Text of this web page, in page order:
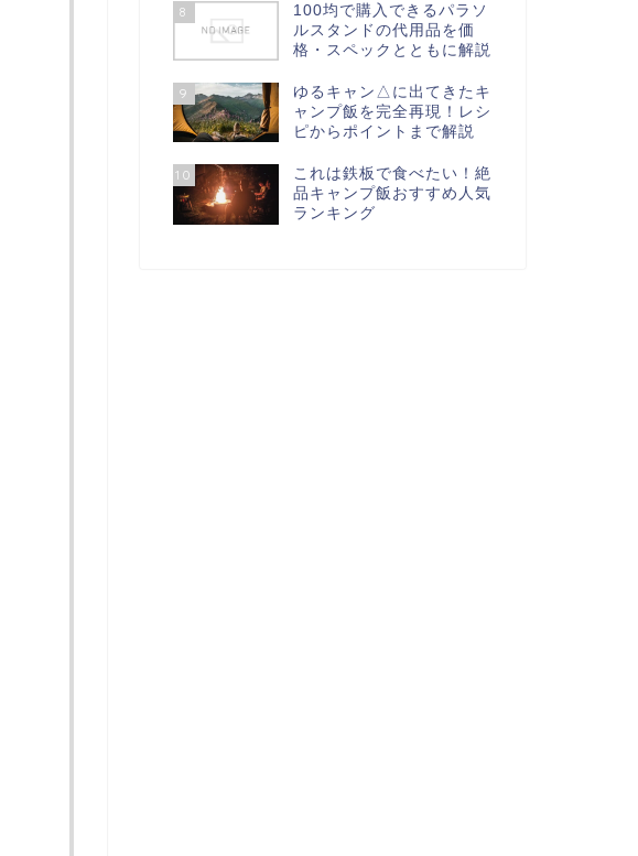
8
100均で購入できるパラソ
ルスタンドの代用品を価
格・スペックとともに解説
9
ゆるキャン△に出てきたキ
ャンプ飯を完全再現！レシ
ピからポイントまで解説
10
これは鉄板で食べたい！絶
品キャンプ飯おすすめ人気
ランキング